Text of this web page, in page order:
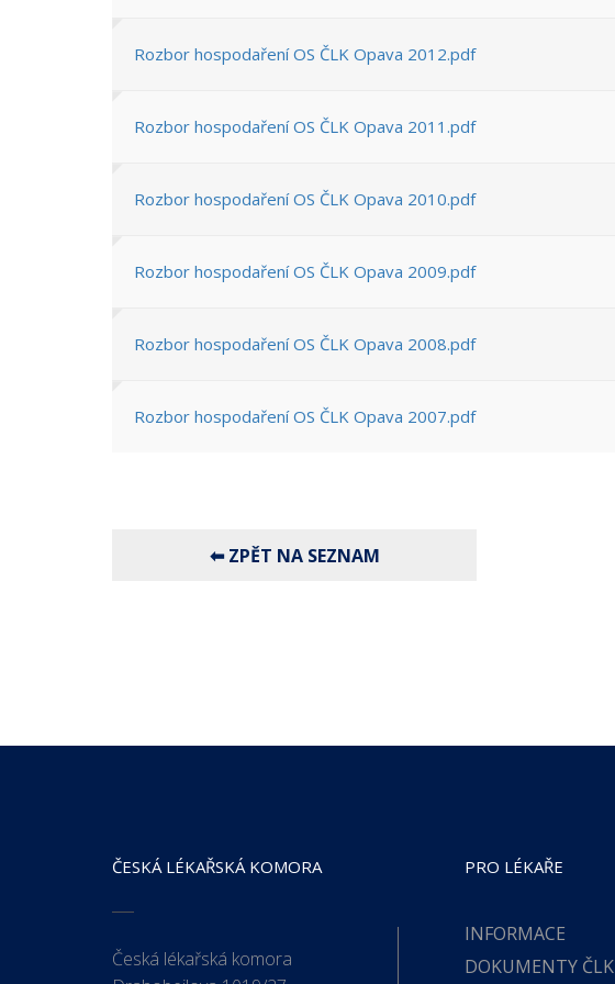
Rozbor hospodaření OS ČLK Opava 2012.pdf
Rozbor hospodaření OS ČLK Opava 2011.pdf
Rozbor hospodaření OS ČLK Opava 2010.pdf
Rozbor hospodaření OS ČLK Opava 2009.pdf
Rozbor hospodaření OS ČLK Opava 2008.pdf
Rozbor hospodaření OS ČLK Opava 2007.pdf
⬅ ZPĚT NA SEZNAM
ČESKÁ LÉKAŘSKÁ KOMORA
Česká lékařská komora
PRO LÉKAŘE
INFORMACE
DOKUMENTY ČLK